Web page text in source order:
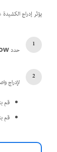
يؤثر إدراج
حدد
لإدراج
قم
قم